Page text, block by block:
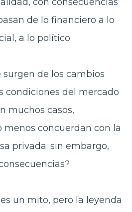
de lo financiero a lo
a lo político.
surgen de los cambios
condiciones del mercado
muchos casos,
menos concuerdan con la
privada; sin embargo,
un mito, pero la leyenda